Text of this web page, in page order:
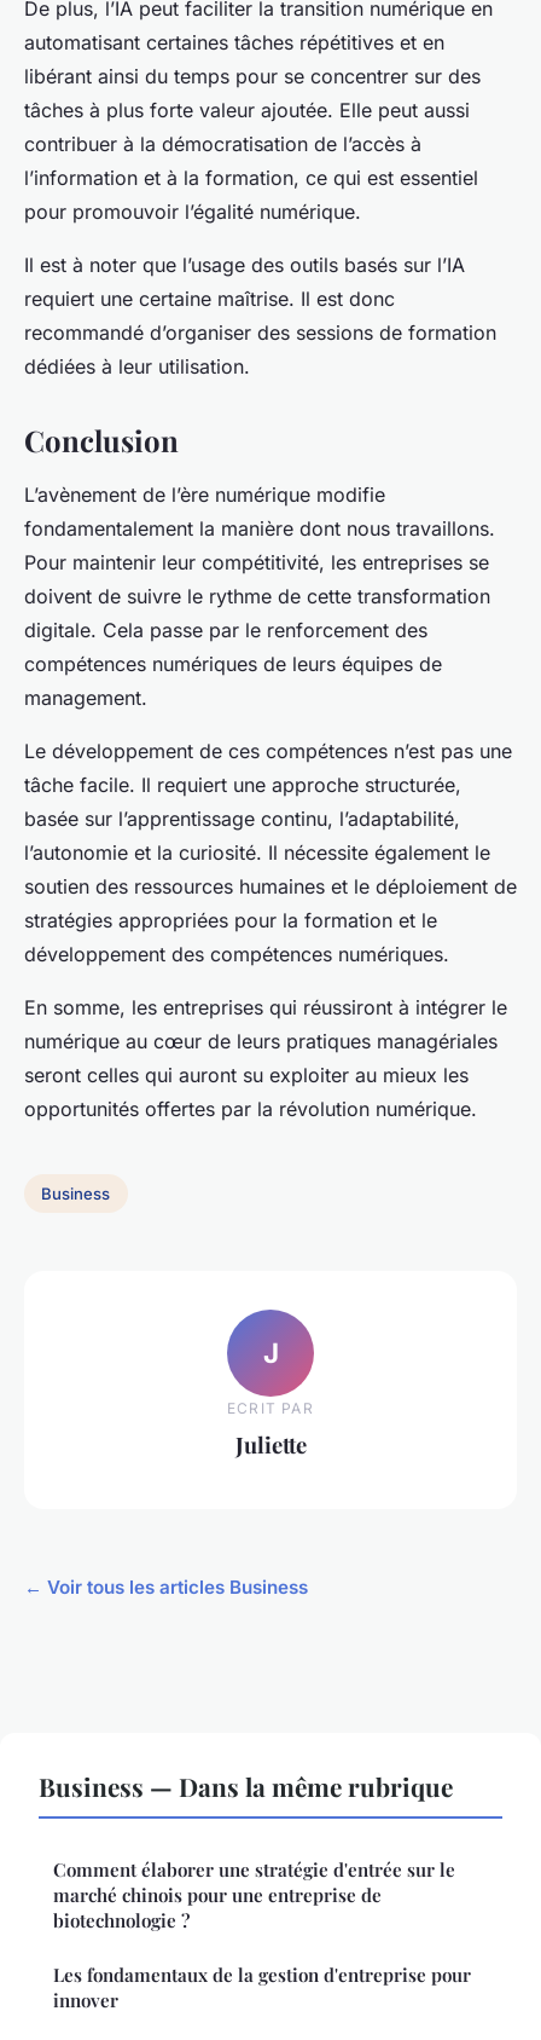
De plus, l’IA peut faciliter la transition numérique en
automatisant certaines tâches répétitives et en
libérant ainsi du temps pour se concentrer sur des
tâches à plus forte valeur ajoutée. Elle peut aussi
contribuer à la démocratisation de l’accès à
l’information et à la formation, ce qui est essentiel
pour promouvoir l’égalité numérique.
Il est à noter que l’usage des outils basés sur l’IA
requiert une certaine maîtrise. Il est donc
recommandé d’organiser des sessions de formation
dédiées à leur utilisation.
Conclusion
L’avènement de l’ère numérique modifie
fondamentalement la manière dont nous travaillons.
Pour maintenir leur compétitivité, les entreprises se
doivent de suivre le rythme de cette transformation
digitale. Cela passe par le renforcement des
compétences numériques de leurs équipes de
management.
Le développement de ces compétences n’est pas une
tâche facile. Il requiert une approche structurée,
basée sur l’apprentissage continu, l’adaptabilité,
l’autonomie et la curiosité. Il nécessite également le
soutien des ressources humaines et le déploiement de
stratégies appropriées pour la formation et le
développement des compétences numériques.
En somme, les entreprises qui réussiront à intégrer le
numérique au cœur de leurs pratiques managériales
seront celles qui auront su exploiter au mieux les
opportunités offertes par la révolution numérique.
Business
J
ECRIT PAR
Juliette
← Voir tous les articles Business
Business — Dans la même rubrique
Comment élaborer une stratégie d'entrée sur le
marché chinois pour une entreprise de
biotechnologie ?
Les fondamentaux de la gestion d'entreprise pour
innover